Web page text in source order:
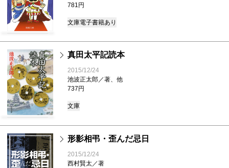
781円
文庫電子書籍あり
真田太平記読本
2015/12/24
池波正太郎／著、他
737円
文庫
形影相弔・歪んだ忌日
2015/12/24
西村賢太／著